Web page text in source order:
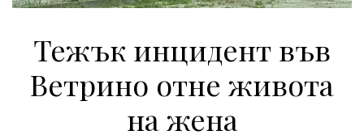
Тежък инцидент във
Ветрино отне живота
на жена